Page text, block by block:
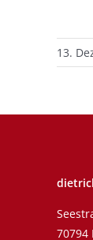
13.
70794